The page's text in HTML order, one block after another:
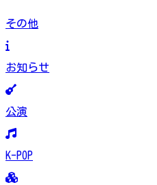
その他
お知らせ
公演
K-POP